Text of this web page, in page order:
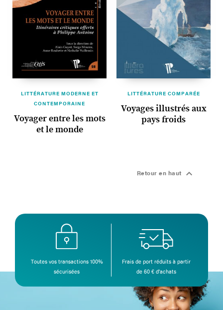
LITTÉRATURE MODERNE ET
CONTEMPORAINE
Voyager entre les mots
et le monde
LITTÉRATURE COMPARÉE
Voyages illustrés aux
pays froids
Retour en haut 
Toutes vos transactions 100%
sécurisées
Frais de port réduits à partir
de 60 € d’achats